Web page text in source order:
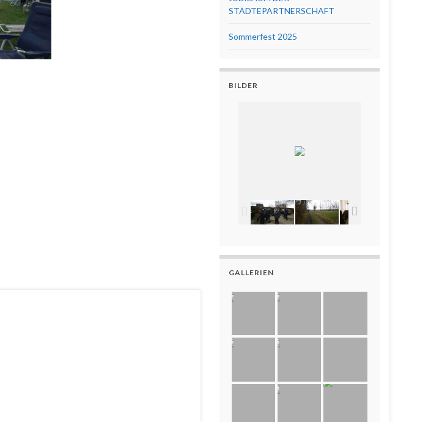
STÄDTEPARTNERSCHAFT
Sommerfest 2025
BILDER
GALLERIEN